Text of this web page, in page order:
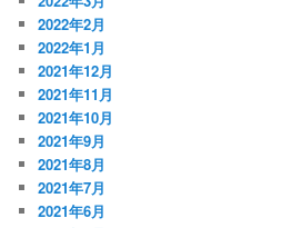
2022年2月
2022年1月
2021年12月
2021年11月
2021年10月
2021年9月
2021年8月
2021年7月
2021年6月